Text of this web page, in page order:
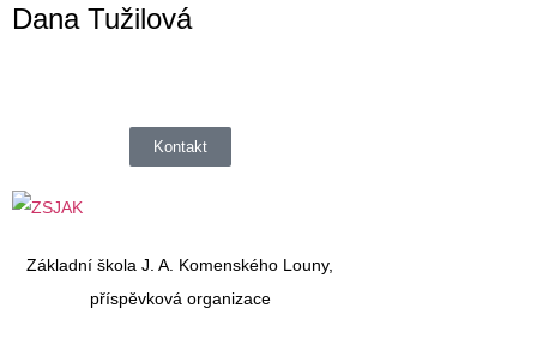
Dana Tužilová
Kontakt
Základní škola J. A. Komenského Louny,
příspěvková organizace